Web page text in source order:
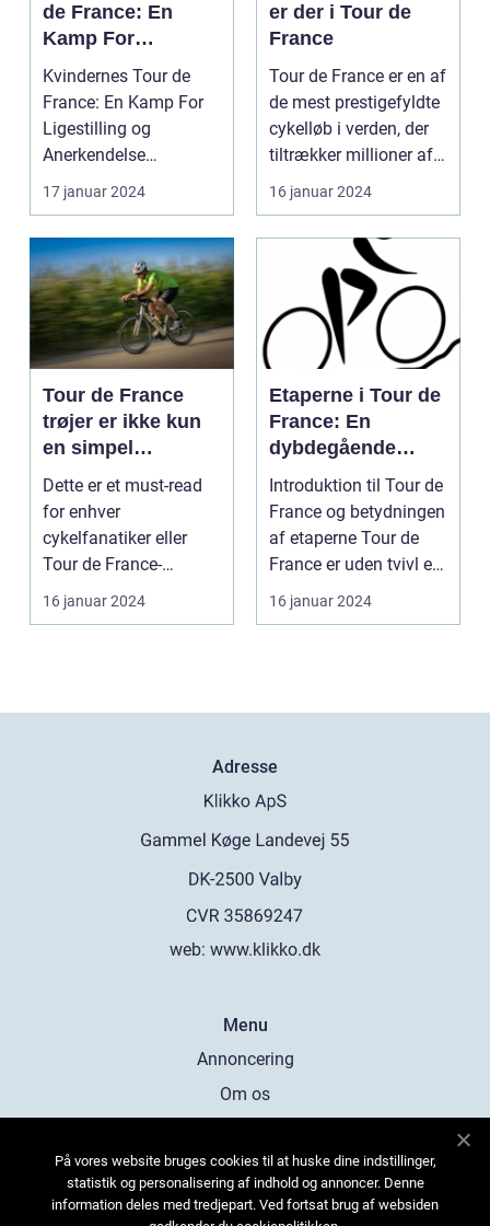
de France: En
Kamp For
Ligestilling og
Anerkendelse
Kvindernes Tour de
France: En Kamp For
Ligestilling og
Anerkendelse
Introduktion til
Kvindernes To...
17 januar 2024
er der i Tour de
France
Tour de France er en af
de mest prestigefyldte
cykelløb i verden, der
tiltrækker millioner af
tilsku...
16 januar 2024
Tour de France
trøjer er ikke kun
en simpel
beklædningsgenst
and til
cykelryttere; de
bærer symbolik og
rækker langt ud
over selve løbet
Dette er et must-read
for enhver
cykelfanatiker eller
Tour de France-
entusiast, der ønsker at
forstå...
16 januar 2024
Etaperne i Tour de
France: En
dybdegående
gennemgang af
verdens mest
prestigefyldte
cykelløb
Introduktion til Tour de
France og betydningen
af etaperne Tour de
France er uden tvivl et
af verde...
16 januar 2024
Adresse
web: www.klikko.dk
Menu
Annoncering
Om os
Kontakt os
Sitemap
På vores website bruges cookies til at huske dine indstillinger,
statistik og personalisering af indhold og annoncer. Denne
information deles med tredjepart. Ved fortsat brug af websiden